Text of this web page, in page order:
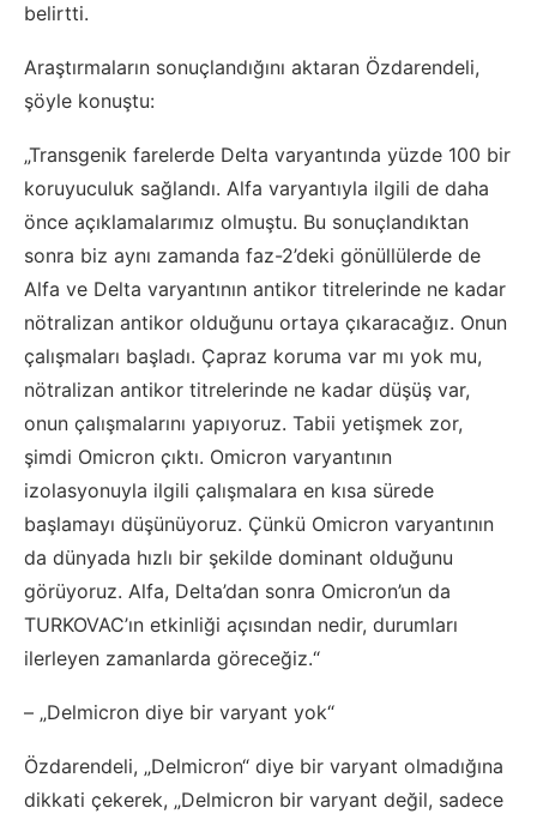
belirtti.
Araştırmaların sonuçlandığını aktaran Özdarendeli,
şöyle konuştu:
„Transgenik farelerde Delta varyantında yüzde 100 bir
koruyuculuk sağlandı. Alfa varyantıyla ilgili de daha
önce açıklamalarımız olmuştu. Bu sonuçlandıktan
sonra biz aynı zamanda faz-2’deki gönüllülerde de
Alfa ve Delta varyantının antikor titrelerinde ne kadar
nötralizan antikor olduğunu ortaya çıkaracağız. Onun
çalışmaları başladı. Çapraz koruma var mı yok mu,
nötralizan antikor titrelerinde ne kadar düşüş var,
onun çalışmalarını yapıyoruz. Tabii yetişmek zor,
şimdi Omicron çıktı. Omicron varyantının
izolasyonuyla ilgili çalışmalara en kısa sürede
başlamayı düşünüyoruz. Çünkü Omicron varyantının
da dünyada hızlı bir şekilde dominant olduğunu
görüyoruz. Alfa, Delta’dan sonra Omicron’un da
TURKOVAC’ın etkinliği açısından nedir, durumları
ilerleyen zamanlarda göreceğiz.“
– „Delmicron diye bir varyant yok“
Özdarendeli, „Delmicron“ diye bir varyant olmadığına
dikkati çekerek, „Delmicron bir varyant değil, sadece